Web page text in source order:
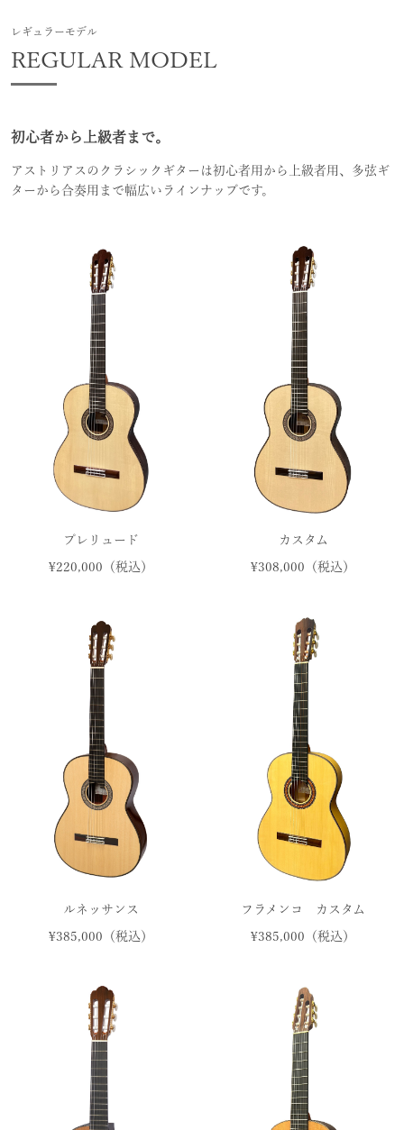
レギュラーモデル
REGULAR MODEL
初心者から上級者まで。
アストリアスのクラシックギターは初心者用から上級者用、多弦ギ
ターから合奏用まで幅広いラインナップです。
プレリュード
¥220,000（税込）
カスタム
¥308,000（税込）
ルネッサンス
¥385,000（税込）
フラメンコ カスタム
¥385,000（税込）